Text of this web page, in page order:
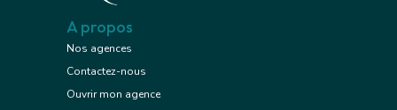
A propos
Nos agences
Contactez-nous
Ouvrir mon agence